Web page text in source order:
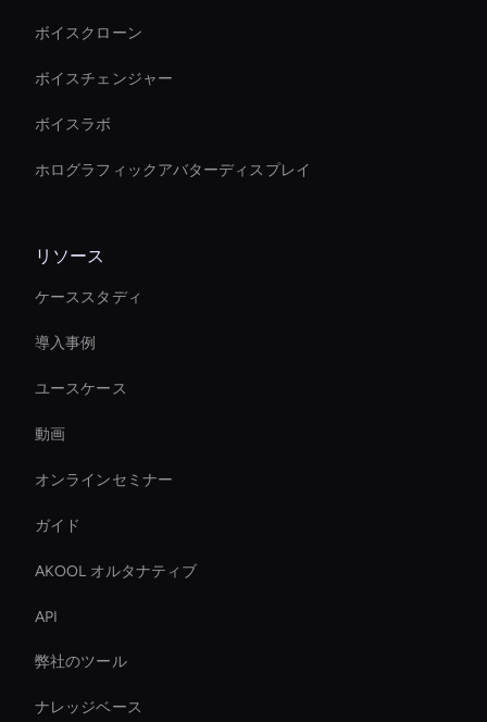
ボイスクローン
ボイスチェンジャー
ボイスラボ
ホログラフィックアバターディスプレイ
リソース
ケーススタディ
導入事例
ユースケース
動画
オンラインセミナー
ガイド
AKOOL オルタナティブ
API
弊社のツール
ナレッジベース